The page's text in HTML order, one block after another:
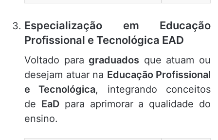
Especialização em Educação
Profissional e Tecnológica EAD
Voltado para graduados que atuam ou
desejam atuar na Educação Profissional
e Tecnológica, integrando conceitos
de EaDpara aprimorar a qualidade do
ensino.